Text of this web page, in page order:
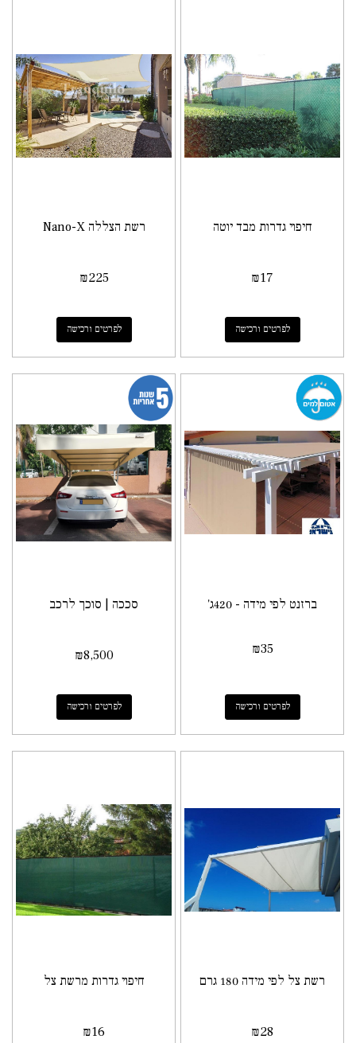
חיפוי גדרות מבד יוטה
₪17
לפרטים ורכישה
רשת הצללה Nano-X
₪225
לפרטים ורכישה
ברזנט לפי מידה - 420ג'
₪35
לפרטים ורכישה
סככה | סוכך לרכב
₪8,500
לפרטים ורכישה
רשת צל לפי מידה 180 גרם
₪28
חיפוי גדרות מרשת צל
₪16